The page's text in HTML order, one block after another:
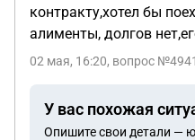
контракту,хотел бы
алименты, долгов
02 мая, 16:20, вопрос
У вас похожая
Опишите свои детали —